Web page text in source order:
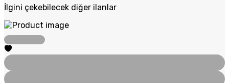
İlgini çekebilecek diğer ilanlar